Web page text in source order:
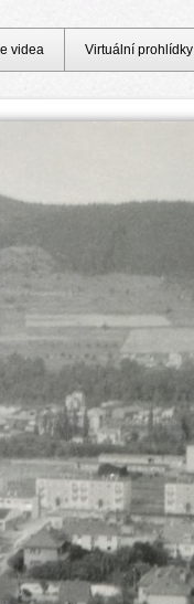
videa Virtuální prohlídky